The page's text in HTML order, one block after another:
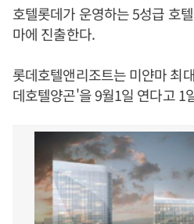
호텔롯데가 운영하는 5성급 호
마에 진출한다.
롯데호텔앤리조트는 미얀마 최
데호텔양곤'을 9월1일 연다고 1